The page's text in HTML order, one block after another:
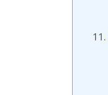
11.